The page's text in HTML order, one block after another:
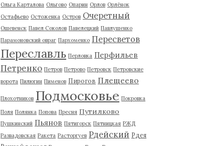
Ольга Карталова Ольгово Опарин Орлов Орлёнок
Остафьево Остоженка Остров Очеретный
Ошевенск Павел Соколов Павелецкий Павлушенко
Парамоновский овраг Пархоменко Пересветов
Переславль Перловка Перфильев
Петренко Петров Петрово Петровск Петровские
ворота Пилюгин Пименов Пирогов Плещеево
Плохотников Подмосковье Покровка
Поля Полянка Попова Пресня Путилково
Пушкинский Пьянов Пятигорск Пятницкая РЖД
Развадовская Ракета Расторгуев Рдейский Рдея